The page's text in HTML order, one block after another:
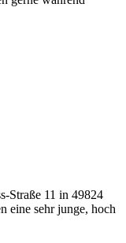
Straße 11 in 49824
eine sehr junge, hoch